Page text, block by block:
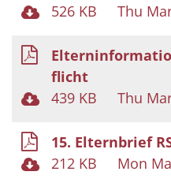
526 KB
Thu
flicht
439 KB
Thu
15. Elternbrief
212 KB
Mon